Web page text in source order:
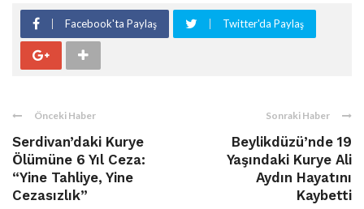
Facebook'ta Paylaş Twitter'da Paylaş
Önceki Haber
Serdivan’daki Kurye
Ölümüne 6 Yıl Ceza:
“Yine Tahliye, Yine
Cezasızlık”
Sonraki Haber
Beylikdüzü’nde 19
Yaşındaki Kurye Ali
Aydın Hayatını
Kaybetti